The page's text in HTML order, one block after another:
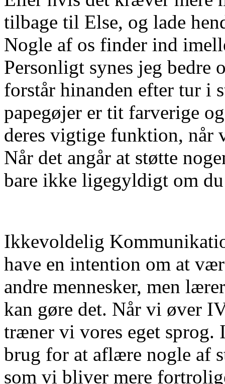
tilbage til Else, og lade
Nogle af os finder ind
Personligt synes jeg bedre
forstår hinanden efter tur i
papegøjer er tit farverige
deres vigtige funktion, når
Når det angår at støtte
bare ikke ligegyldigt om
Ikkevoldelig
have en intention om at
andre mennesker, men
kan gøre det. Når vi øver
træner vi vores eget sprog.
brug for at aflære nogle af
som vi bliver mere